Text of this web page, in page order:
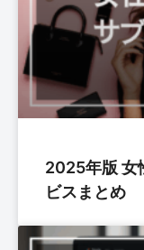
2025年版 女
ビスまとめ